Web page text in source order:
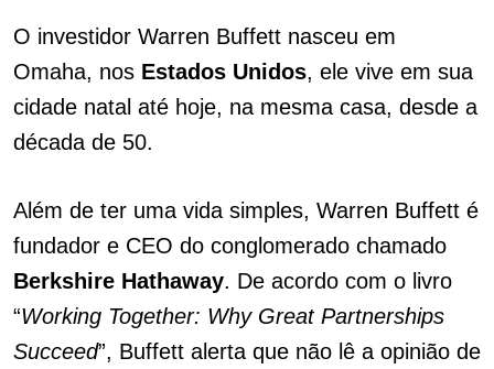
O investidor Warren Buffett nasceu em
Omaha, nos Estados Unidos, ele vive em sua
cidade natal até hoje, na mesma casa, desde a
década de 50.
Além de ter uma vida simples, Warren Buffett é
fundador e CEO do conglomerado chamado
Berkshire Hathaway. De acordo com o livro
“Working Together: Why Great Partnerships
Succeed”, Buffett alerta que não lê a opinião de